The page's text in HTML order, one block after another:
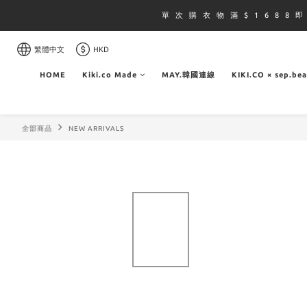
單 次 購 衣 物 滿 $ 1 6 8 8
繁體中文 HKD
HOME Kiki.co Made MAY.韓國連線 KIKI.CO ×
全部商品 NEW ARRIVALS